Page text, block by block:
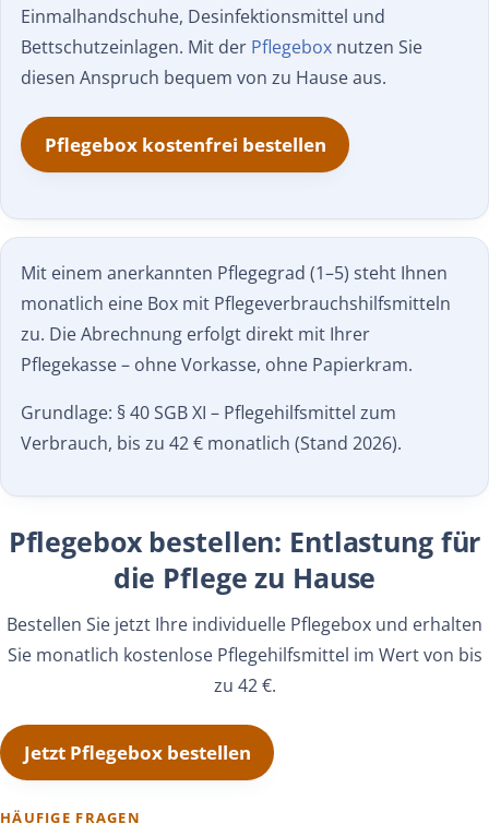
Einmalhandschuhe, Desinfektionsmittel und
Bettschutzeinlagen. Mit der Pflegebox nutzen Sie
diesen Anspruch bequem von zu Hause aus.
Pflegebox kostenfrei bestellen
Mit einem anerkannten Pflegegrad (1–5) steht Ihnen
monatlich eine Box mit Pflegeverbrauchs­hilfsmitteln
zu. Die Abrechnung erfolgt direkt mit Ihrer
Pflegekasse – ohne Vorkasse, ohne Papierkram.
Grundlage: § 40 SGB XI – Pflegehilfsmittel zum
Verbrauch, bis zu 42 € monatlich (Stand 2026).
Pflegebox bestellen: Entlastung für
die Pflege zu Hause
Bestellen Sie jetzt Ihre individuelle Pflegebox und erhalten
Sie monatlich kostenlose Pflegehilfsmittel im Wert von bis
zu 42 €.
Jetzt Pflegebox bestellen
HÄUFIGE FRAGEN